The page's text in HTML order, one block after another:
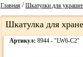
Главная/Шкатулки для
Шкатулка для
Артикул: 8944 - "LW6-C2"